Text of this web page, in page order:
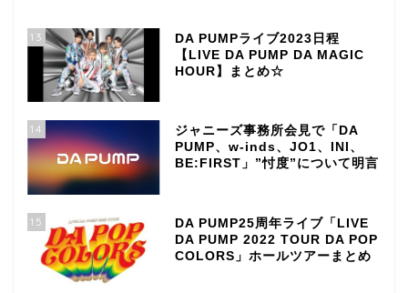
13
DA PUMPライブ2023日程
【LIVE DA PUMP DA MAGIC
HOUR】まとめ☆
14
ジャニーズ事務所会見で「DA
PUMP、w-inds、JO1、INI、
BE:FIRST」”忖度”について明言
15
DA PUMP25周年ライブ「LIVE
DA PUMP 2022 TOUR DA POP
COLORS」ホールツアーまとめ